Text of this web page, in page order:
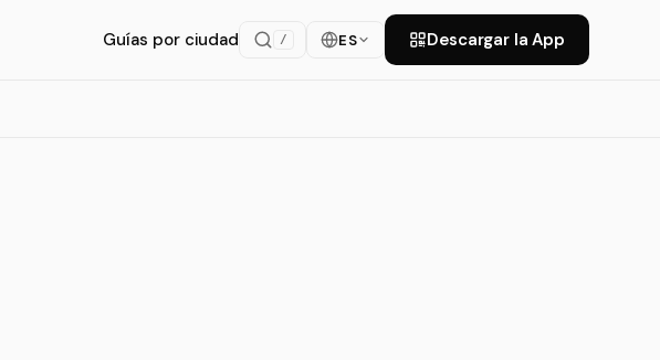
Guías por ciudad / ES Descargar la App